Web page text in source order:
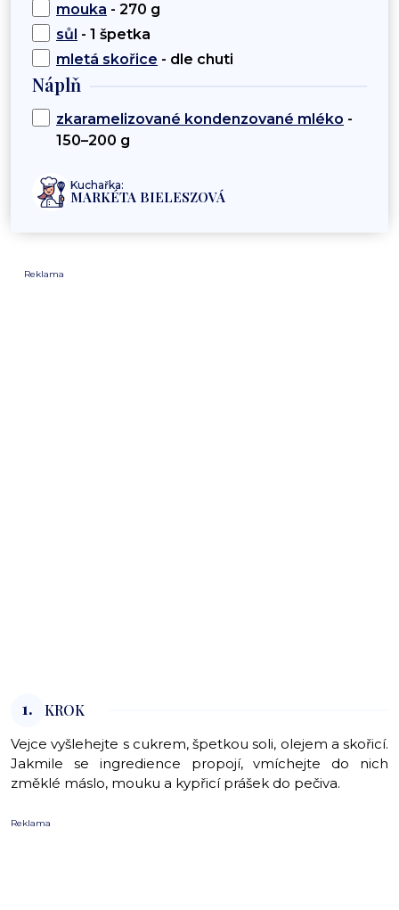
mouka - 270 g
sůl - 1 špetka
mletá skořice - dle chuti
Náplň
zkaramelizované kondenzované mléko -
150–200 g
Kuchařka:
MARKÉTA BIELESZOVÁ
Reklama
1. KROK
Vejce vyšlehejte s cukrem, špetkou soli, olejem a skořicí.
Jakmile se ingredience propojí, vmíchejte do nich
změklé máslo, mouku a kypřicí prášek do pečiva.
Reklama